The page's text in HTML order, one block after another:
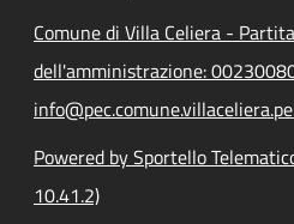
Comune di Villa Celiera -
dell'amministrazione:
Powered by Sportello
10.41.2)